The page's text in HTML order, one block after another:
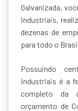
Galvanizada,
Industriais,
dezenas de
para todo o Brasil
Possuindo
Industriais é a
completo da
orçamento de